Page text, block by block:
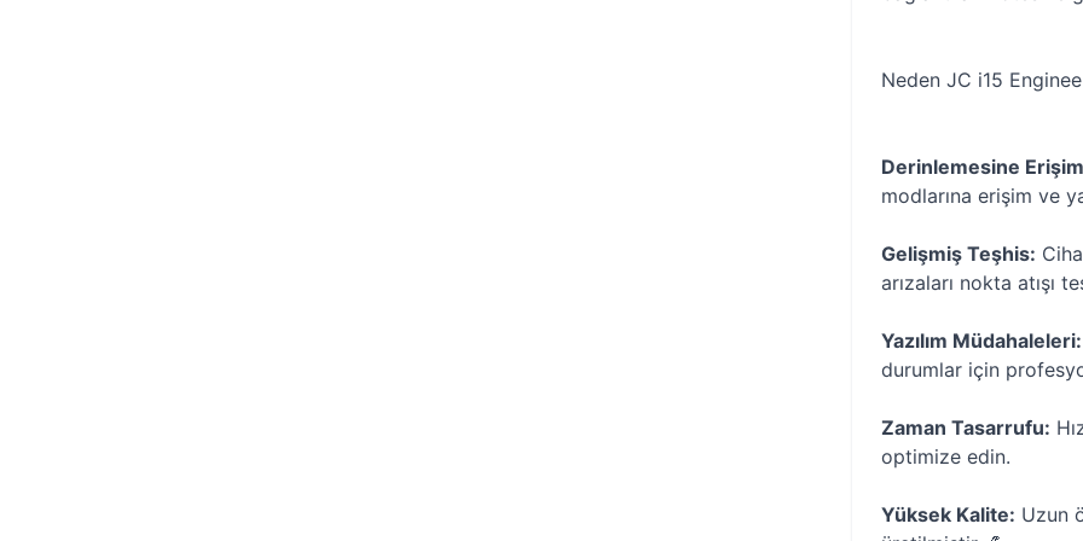
Neden JC i15
Derinlemesine
modlarına erişim ve
Gelişmiş Teşhis:
arızaları nokta atışı
Yazılım Müdahaleleri:
durumlar için
Zaman Tasarrufu:
optimize edin.
Yüksek Kalite: Uzun